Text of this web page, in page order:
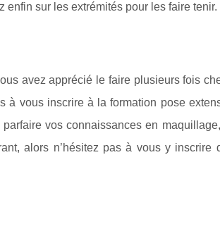
enfin sur les extrémités pour les faire tenir.
avez apprécié le faire plusieurs fois
à vous inscrire à la formation pose
vos connaissances en
alors n’hésitez pas à vous y inscrire